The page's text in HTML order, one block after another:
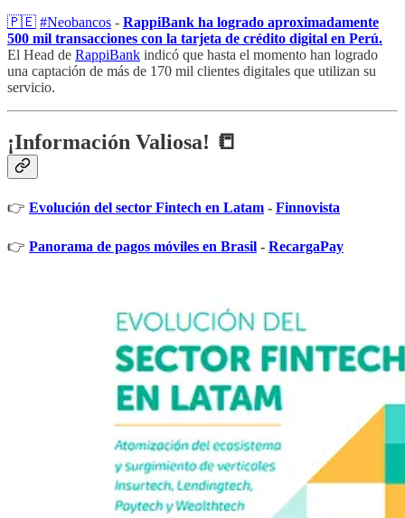
🇵🇪 #Neobancos - RappiBank ha logrado aproximadamente
500 mil transacciones con la tarjeta de crédito digital en Perú.
El Head de RappiBank indicó que hasta el momento han logrado
una captación de más de 170 mil clientes digitales que utilizan su
servicio.
¡Información Valiosa! 📒
👉 Evolución del sector Fintech en Latam - Finnovista
👉 Panorama de pagos móviles en Brasil - RecargaPay